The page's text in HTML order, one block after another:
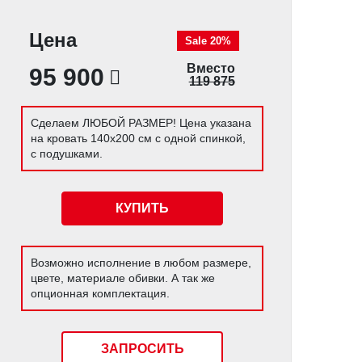
Цена
95 900
Sale 20%
Вместо
119 875
Сделаем ЛЮБОЙ РАЗМЕР! Цена указана
на кровать 140х200 см с одной спинкой,
с подушками.
КУПИТЬ
Возможно исполнение в любом размере,
цвете, материале обивки. А так же
опционная комплектация.
ЗАПРОСИТЬ